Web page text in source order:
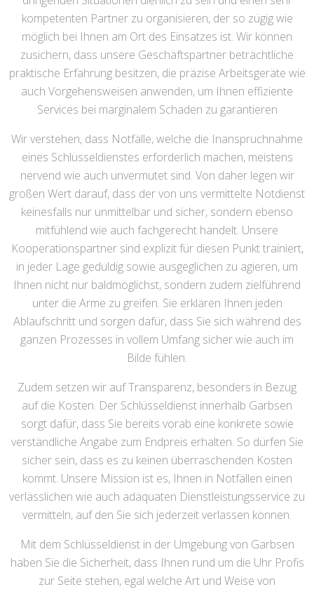
kompetenten Partner zu organisieren, der so zügig wie
möglich bei Ihnen am Ort des Einsatzes ist. Wir können
zusichern, dass unsere Geschäftspartner beträchtliche
praktische Erfahrung besitzen, die präzise Arbeitsgeräte wie
auch Vorgehensweisen anwenden, um Ihnen effiziente
Services bei marginalem Schaden zu garantieren
Wir verstehen, dass Notfälle, welche die Inanspruchnahme
eines Schlüsseldienstes erforderlich machen, meistens
nervend wie auch unvermutet sind. Von daher legen wir
großen Wert darauf, dass der von uns vermittelte Notdienst
keinesfalls nur unmittelbar und sicher, sondern ebenso
mitfühlend wie auch fachgerecht handelt. Unsere
Kooperationspartner sind explizit für diesen Punkt trainiert,
in jeder Lage geduldig sowie ausgeglichen zu agieren, um
Ihnen nicht nur baldmöglichst, sondern zudem zielführend
unter die Arme zu greifen. Sie erklären Ihnen jeden
Ablaufschritt und sorgen dafür, dass Sie sich während des
ganzen Prozesses in vollem Umfang sicher wie auch im
Bilde fühlen.
Zudem setzen wir auf Transparenz, besonders in Bezug
auf die Kosten. Der Schlüsseldienst innerhalb Garbsen
sorgt dafür, dass Sie bereits vorab eine konkrete sowie
verständliche Angabe zum Endpreis erhalten. So dürfen Sie
sicher sein, dass es zu keinen überraschenden Kosten
kommt. Unsere Mission ist es, Ihnen in Notfällen einen
verlässlichen wie auch adäquaten Dienstleistungsservice zu
vermitteln, auf den Sie sich jederzeit verlassen können.
Mit dem Schlüsseldienst in der Umgebung von Garbsen
haben Sie die Sicherheit, dass Ihnen rund um die Uhr Profis
zur Seite stehen, egal welche Art und Weise von